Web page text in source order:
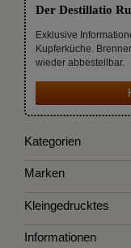
Der Destillatio
Exklusive
Kupferküche.
wieder abbestellbar.
Kategorien
Marken
Kleingedrucktes
Informationen